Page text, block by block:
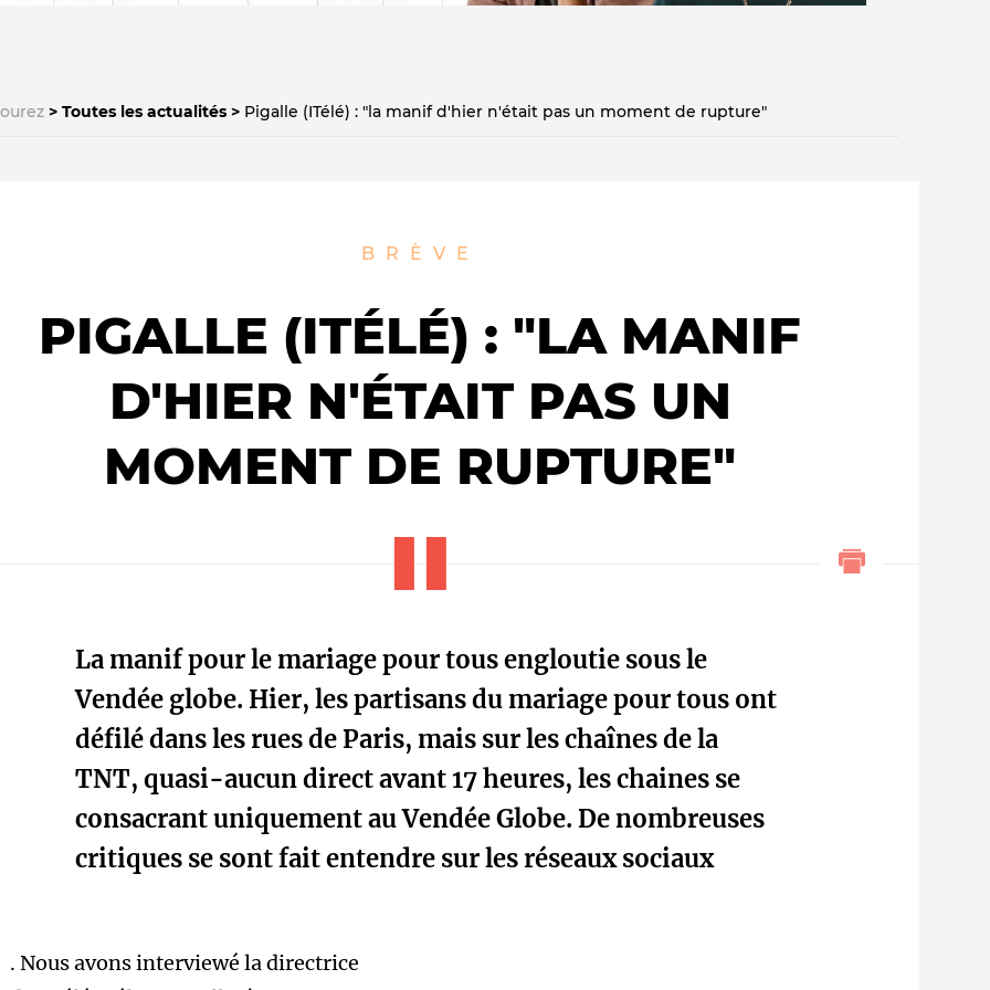
L'équipe
Toutes les actualités Pigalle (ITélé) : "la manif d'hier n'était pas un moment de rupture"
BRÈVE
PIGALLE (ITÉLÉ) : "LA MANIF
D'HIER N'ÉTAIT PAS UN
MOMENT DE RUPTURE"
La manif pour le mariage pour tous engloutie sous le
Vendée globe. Hier, les partisans du mariage pour tous ont
défilé dans les rues de Paris, mais sur les chaînes de la
TNT, quasi-aucun direct avant 17 heures, les chaines se
consacrant uniquement au Vendée Globe. De nombreuses
critiques se sont fait entendre sur les réseaux sociaux
. Nous avons interviewé la directrice